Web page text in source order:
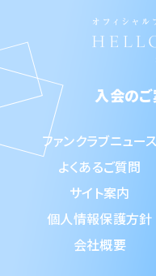
入会の
ファンクラブニュース
よくあるご質問
サイト案内
個人情報保護方針
会社概要